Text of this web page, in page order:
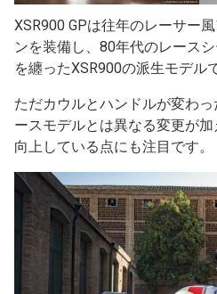
XSR900 GPは往年のレーサー
ンを装備し、80年代のレース
を纏ったXSR900の派生モデル
ただカウルとハンドルが変わ
ースモデルとは異なる変更が
向上している点にも注目です。